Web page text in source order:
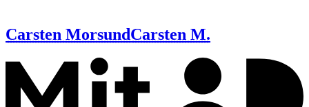
Carsten MorsundCarsten M.